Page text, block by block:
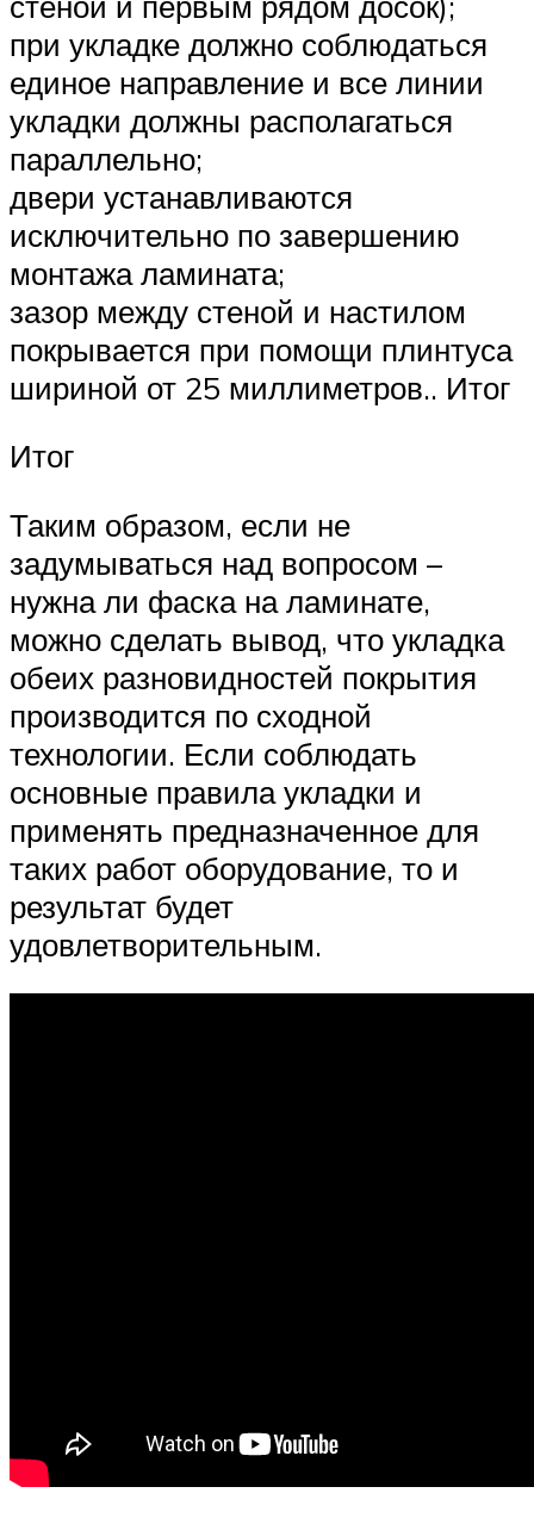
при укладке должно соблюдаться
единое направление и все линии
укладки должны располагаться
параллельно;
двери устанавливаются
исключительно по завершению
монтажа ламината;
зазор между стеной и настилом
покрывается при помощи плинтуса
шириной от 25 миллиметров.. Итог
Итог
Таким образом, если не
задумываться над вопросом –
нужна ли фаска на ламинате,
можно сделать вывод, что укладка
обеих разновидностей покрытия
производится по сходной
технологии. Если соблюдать
основные правила укладки и
применять предназначенное для
таких работ оборудование, то и
результат будет
удовлетворительным.